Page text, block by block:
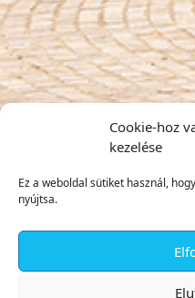
Cookie-hoz
kezelése
Ez a weboldal sütiket használ,
nyújtsa.